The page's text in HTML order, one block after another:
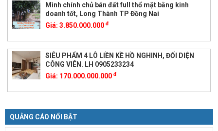
Mình chính chủ bán đất full thổ mặt bằng kinh
doanh tốt, Long Thành TP Đồng Nai
Giá: 3.850.000.000 đ
SIÊU PHẨM 4 LÔ LIỀN KỀ HỒ NGHINH, ĐỐI DIỆN
CÔNG VIÊN. LH 0905233234
Giá: 170.000.000.000 đ
QUẢNG CÁO NỔI BẬT